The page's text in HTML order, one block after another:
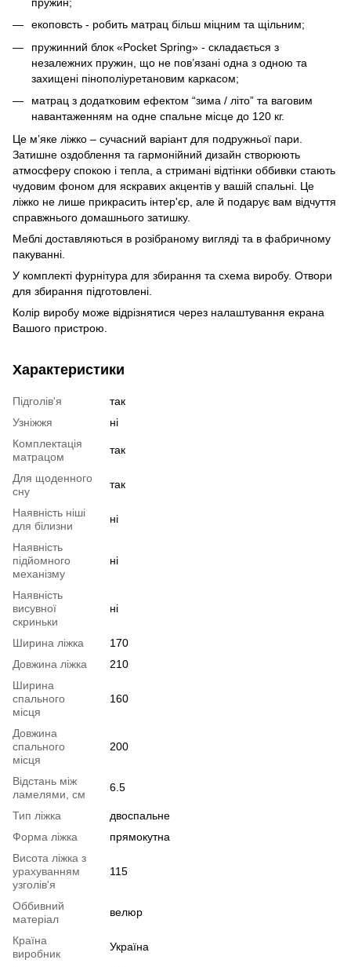
екоповсть - робить матрац більш міцним та щільним;
пружинний блок «Pocket Spring» - складається з
незалежних пружин, що не пов’язані одна з одною та
захищені пінополіуретановим каркасом;
матрац з додатковим ефектом “зима / літо” та ваговим
навантаженням на одне спальне місце до 120 кг.
Це м’яке ліжко – сучасний варіант для подружньої пари.
Затишне оздоблення та гармонійний дизайн створюють
атмосферу спокою і тепла, а стримані відтінки оббивки стають
чудовим фоном для яскравих акцентів у вашій спальні. Це
ліжко не лише прикрасить інтер'єр, але й подарує вам відчуття
справжнього домашнього затишку.
Меблі доставляються в розібраному вигляді та в фабричному
пакуванні.
У комплекті фурнітура для збирання та схема виробу. Отвори
для збирання підготовлені.
Колір виробу може відрізнятися через налаштування екрана
Вашого пристрою.
Характеристики
Підголів'я
так
Узніжжя
ні
Комплектація
матрацом
так
Для щоденного
сну
так
Наявність ніші
для білизни
ні
Наявність
підйомного
механізму
ні
Наявність
висувної
скриньки
ні
Ширина ліжка
170
Довжина ліжка
210
Ширина
спального
місця
160
Довжина
спального
місця
200
Відстань між
ламелями, см
6.5
Тип ліжка
двоспальне
Форма ліжка
прямокутна
Висота ліжка з
урахуванням
узголів'я
115
Оббивний
матеріал
велюр
Країна
виробник
Україна